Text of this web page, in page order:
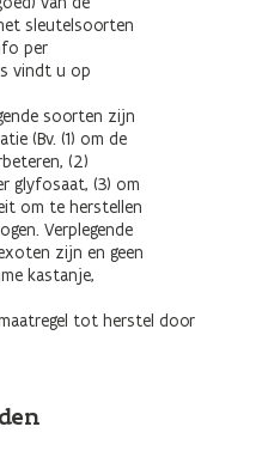
sleutelsoorten
per
vindt u op
soorten zijn
(Bv. (1) om de
(2)
glyfosaat, (3) om
om te herstellen
Verplegende
zijn en geen
kastanje,
tot herstel door